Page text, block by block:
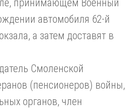
принимающем Военный
автомобиля 62-й
а затем доставят в
Смоленской
(пенсионеров) войны,
органов, член